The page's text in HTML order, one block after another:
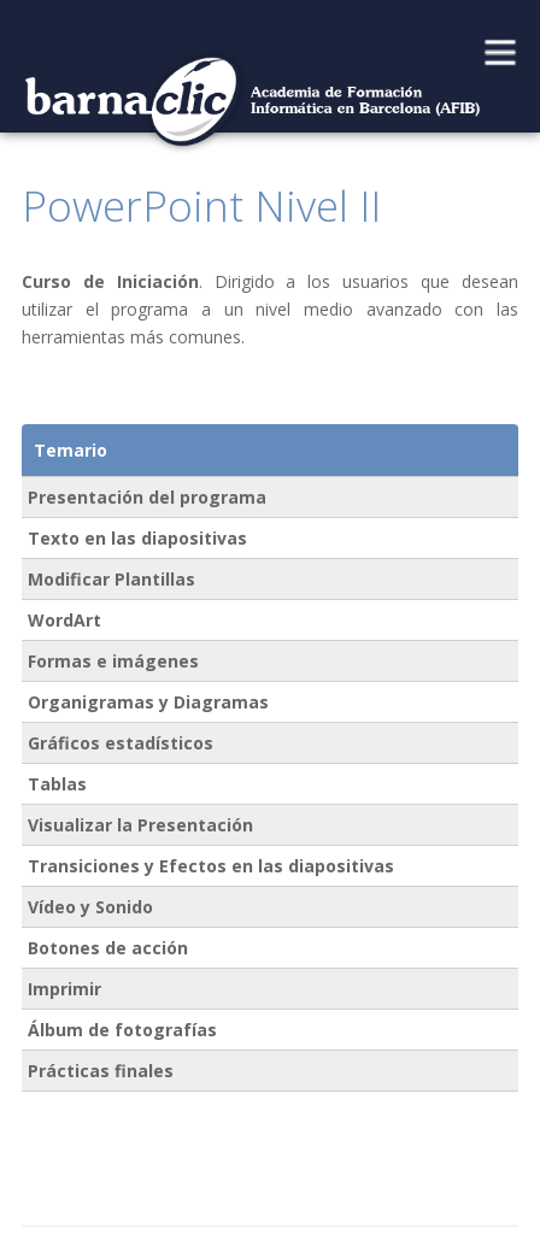
menu
content
PowerPoint Nivel II
Curso de Iniciación. Dirigido a los usuarios que desean
utilizar el programa a un nivel medio avanzado con las
herramientas más comunes.
Temario
Presentación del programa
Texto en las diapositivas
Modificar Plantillas
WordArt
Formas e imágenes
Organigramas y Diagramas
Gráficos estadísticos
Tablas
Visualizar la Presentación
Transiciones y Efectos en las diapositivas
Vídeo y Sonido
Botones de acción
Imprimir
Álbum de fotografías
Prácticas finales